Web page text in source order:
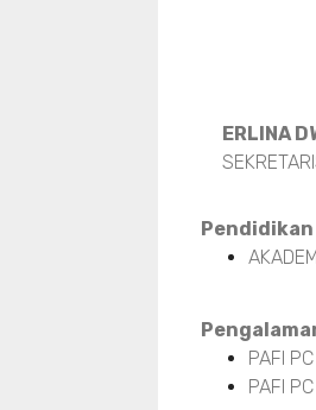
ERLINA
Pendidikan
PAFI
PAFI